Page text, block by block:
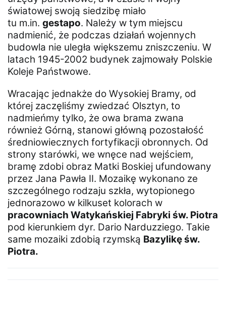
światowej swoją siedzibę miało
tu m.in. gestapo. Należy w tym miejscu
nadmienić, że podczas działań wojennych
budowla nie uległa większemu zniszczeniu. W
latach 1945-2002 budynek zajmowały Polskie
Koleje Państwowe.
Wracając jednakże do Wysokiej Bramy, od
której zaczęliśmy zwiedzać Olsztyn, to
nadmieńmy tylko, że owa brama zwana
również Górną, stanowi główną pozostałość
średniowiecznych fortyfikacji obronnych. Od
strony starówki, we wnęce nad wejściem,
bramę zdobi obraz Matki Boskiej ufundowany
przez Jana Pawła II. Mozaikę wykonano ze
szczególnego rodzaju szkła, wytopionego
jednorazowo w kilkuset kolorach w
pracowniach Watykańskiej Fabryki św. Piotra
pod kierunkiem dyr. Dario Narduzziego. Takie
same mozaiki zdobią rzymską Bazylikę św.
Piotra.